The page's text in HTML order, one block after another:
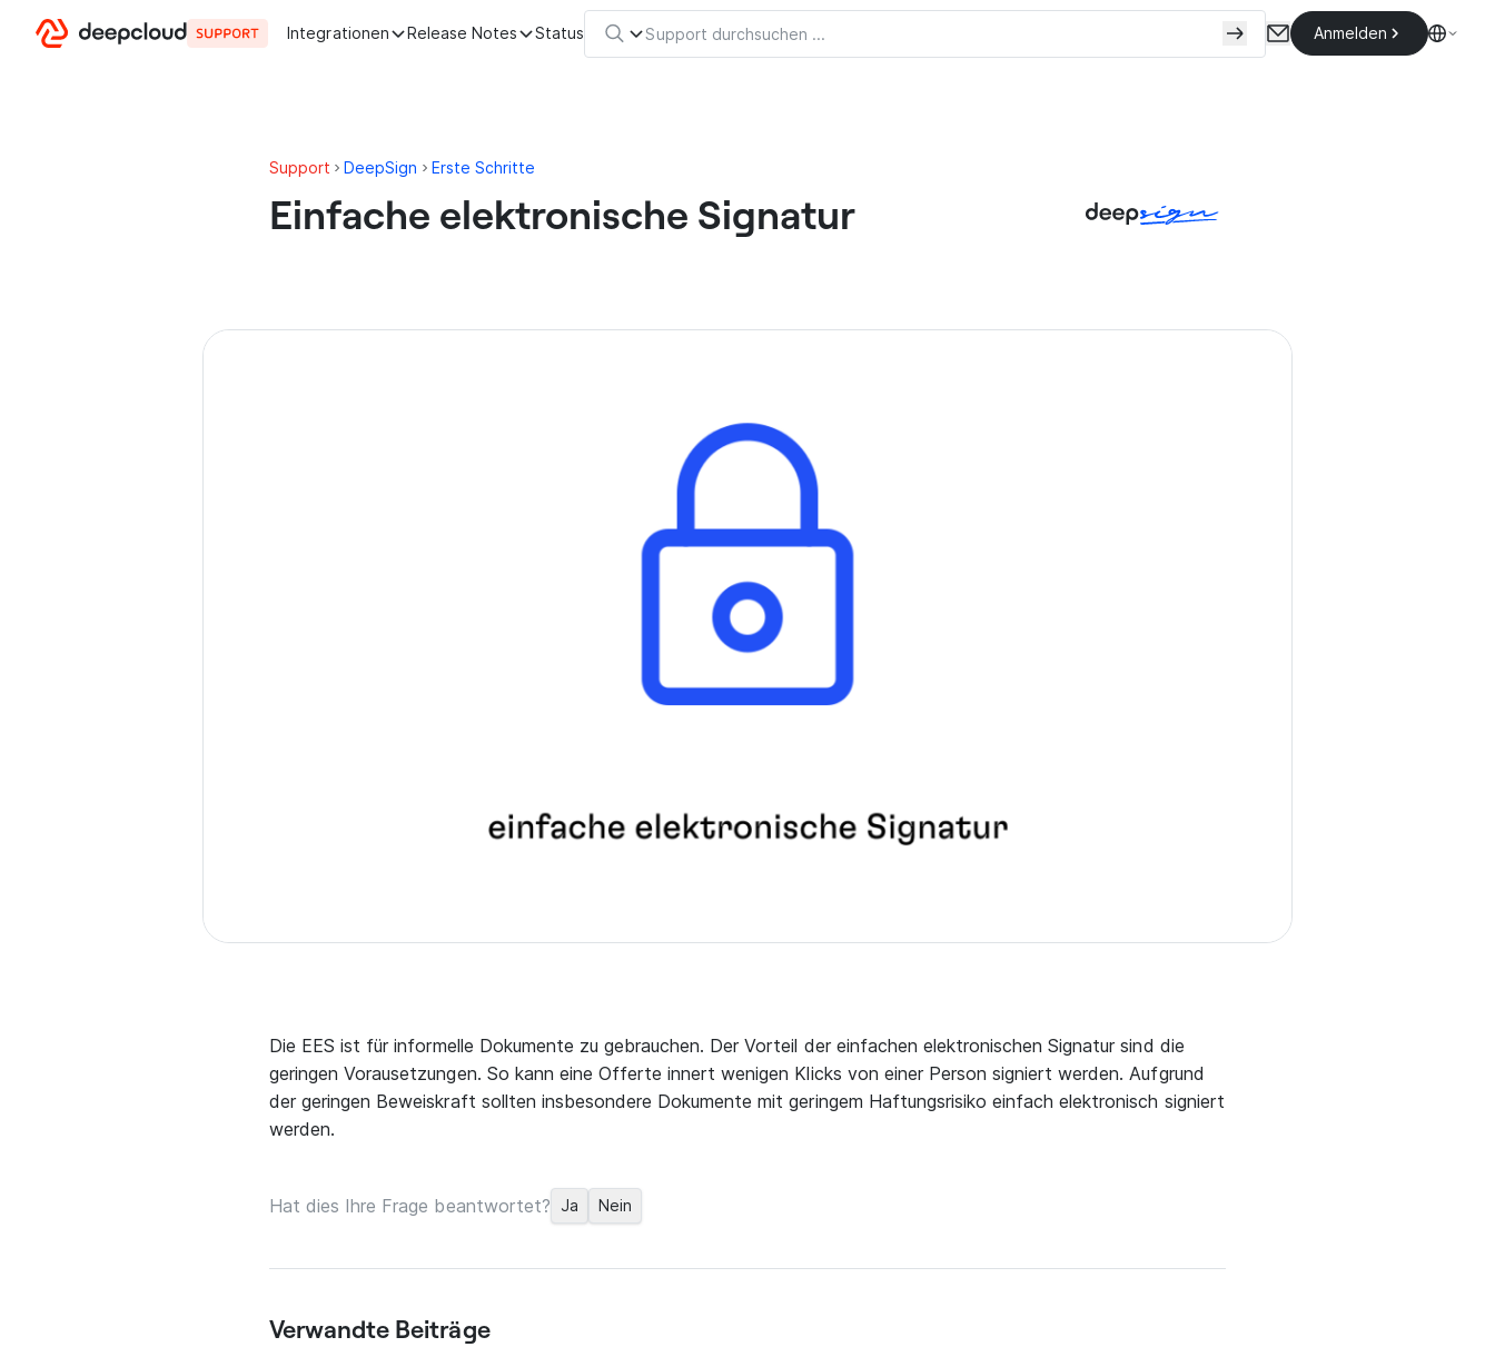
Integrationen Release Notes Status Anmelden
Support DeepSign Erste Schritte
Einfache elektronische Signatur
Die EES ist für informelle Dokumente zu gebrauchen. Der Vorteil der einfachen elektronischen Signatur sind die
geringen Vorausetzungen. So kann eine Offerte innert wenigen Klicks von einer Person signiert werden. Aufgrund
der geringen Beweiskraft sollten insbesondere Dokumente mit geringem Haftungsrisiko einfach elektronisch signiert
werden.
Hat dies Ihre Frage beantwortet? Ja Nein
Verwandte Beiträge